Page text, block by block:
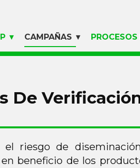
CAMPAÑAS
De
riesgo de
beneficio de los